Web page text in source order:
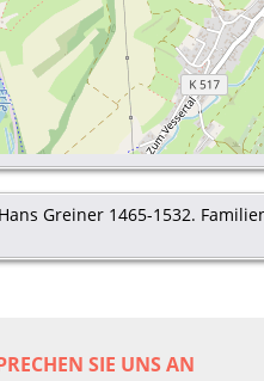
Greiner 1465-1532.
SIE UNS AN